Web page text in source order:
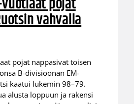
vahvalla
pojat nappasivat toisen
B-divisioonan EM-
kaatui lukemin 98–79.
alusta loppuun ja rakensi